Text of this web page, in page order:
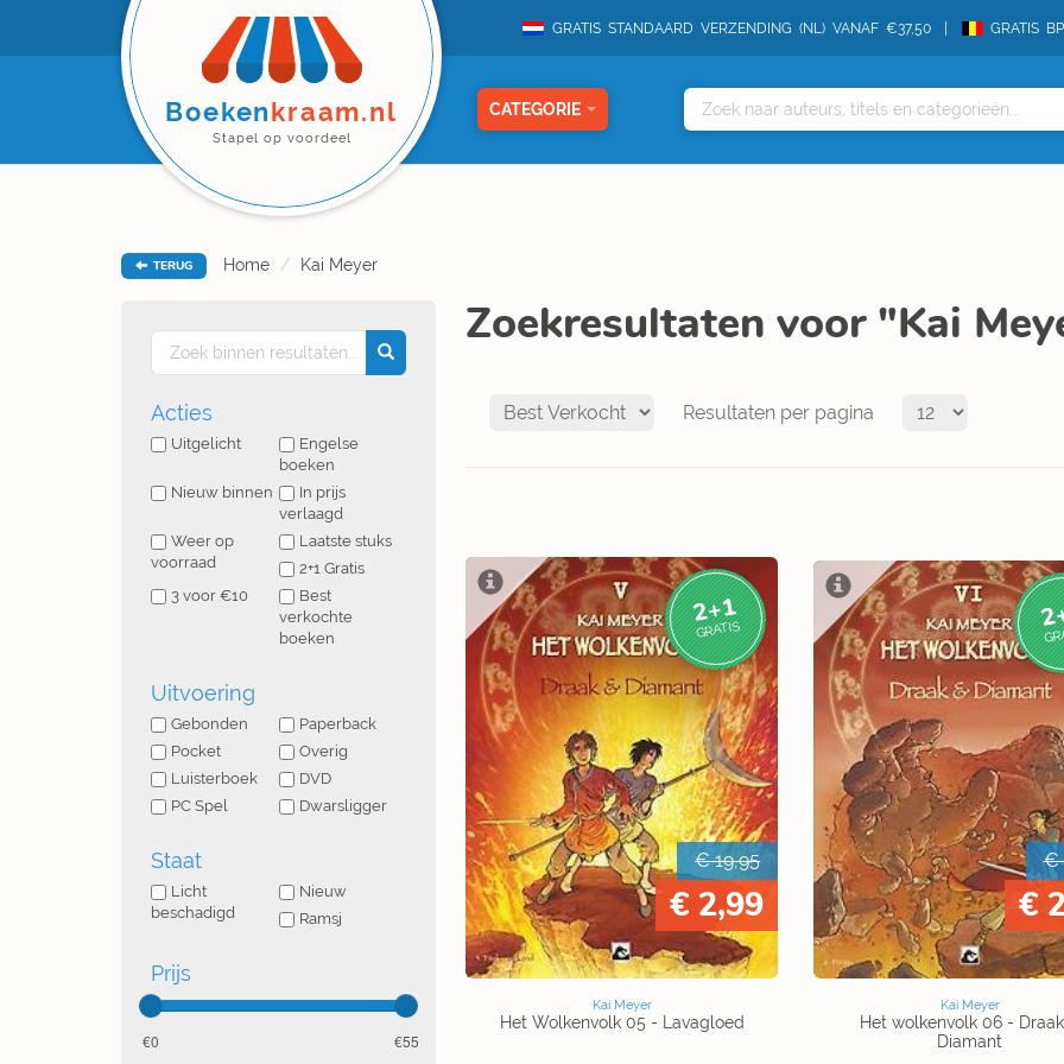
GRATIS STANDAARD VERZENDING (NL) VANAF €37,50 GRATIS
Boekenkraam.nl
Stapel op voordeel
CATEGORIE
TERUG Home Kai Meyer
Acties
Uitgelicht
Engelse
boeken
Nieuw binnen
In prijs
verlaagd
Weer op
voorraad
Laatste stuks
2+1 Gratis
3 voor €10
Best
verkochte
boeken
Uitvoering
Gebonden
Paperback
Pocket
Overig
Luisterboek
DVD
PC Spel
Dwarsligger
Staat
Licht
beschadigd
Nieuw
Ramsj
Prijs
0 55
Zoekresultaten voor "Kai
Resultaten per pagina
2+1
GRATIS
€ 19,95
€ 2,99
Kai Meyer
Het Wolkenvolk 05 - Lavagloed
€
€
Kai Meyer
Het wolkenvolk 06 -
Diamant